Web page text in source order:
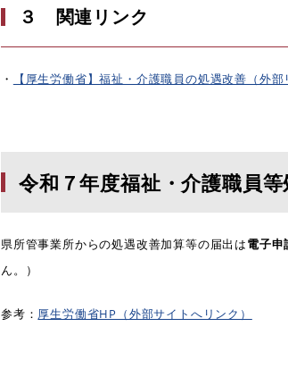
３ 関連リンク
・ 【厚生労働省】福祉・介護職員の処遇改善（外部
令和７年度福祉・介護職員
県所管事業所からの処遇改善加算等の届出は電子申
ん。）
参考： 厚生労働省HP（外部サイトへリンク）